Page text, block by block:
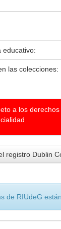
educativo:
las colecciones:
a los
registro Dublin
de RIUdeG